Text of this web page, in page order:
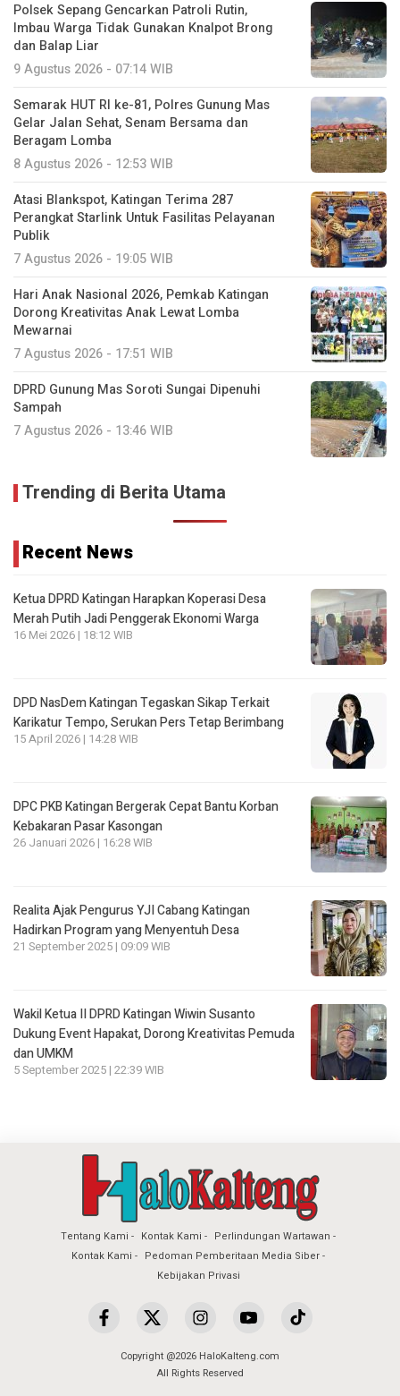
Polsek Sepang Gencarkan Patroli Rutin,
Imbau Warga Tidak Gunakan Knalpot Brong
dan Balap Liar
9 Agustus 2026 - 07:14 WIB
Semarak HUT RI ke-81, Polres Gunung Mas
Gelar Jalan Sehat, Senam Bersama dan
Beragam Lomba
8 Agustus 2026 - 12:53 WIB
Atasi Blankspot, Katingan Terima 287
Perangkat Starlink Untuk Fasilitas Pelayanan
Publik
7 Agustus 2026 - 19:05 WIB
Hari Anak Nasional 2026, Pemkab Katingan
Dorong Kreativitas Anak Lewat Lomba
Mewarnai
7 Agustus 2026 - 17:51 WIB
DPRD Gunung Mas Soroti Sungai Dipenuhi
Sampah
7 Agustus 2026 - 13:46 WIB
Trending di Berita Utama
Recent News
Ketua DPRD Katingan Harapkan Koperasi Desa
Merah Putih Jadi Penggerak Ekonomi Warga
16 Mei 2026 | 18:12 WIB
DPD NasDem Katingan Tegaskan Sikap Terkait
Karikatur Tempo, Serukan Pers Tetap Berimbang
15 April 2026 | 14:28 WIB
DPC PKB Katingan Bergerak Cepat Bantu Korban
Kebakaran Pasar Kasongan
26 Januari 2026 | 16:28 WIB
Realita Ajak Pengurus YJI Cabang Katingan
Hadirkan Program yang Menyentuh Desa
21 September 2025 | 09:09 WIB
Wakil Ketua II DPRD Katingan Wiwin Susanto
Dukung Event Hapakat, Dorong Kreativitas Pemuda
dan UMKM
5 September 2025 | 22:39 WIB
Tentang Kami Kontak Kami
Perlindungan Wartawan
Kontak Kami
Pedoman Pemberitaan Media Siber
Kebijakan Privasi
Copyright @2026 HaloKalteng.com
All Rights Reserved